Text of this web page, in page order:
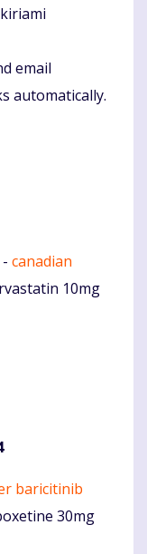
email
automatically.
canadian
10mg
baricitinib
30mg